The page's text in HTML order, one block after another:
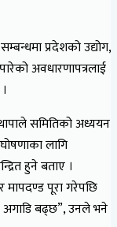
प्रदेशको उद्योग,
अवधारणापत्रलाई
थापाले समितिको अध्ययन
लागि
हुने बताए ।
मापदण्ड पूरा गरेपछि
अगाडि बढ्छ”, उनले भने